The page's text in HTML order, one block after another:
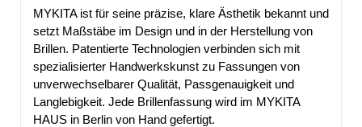
MYKITA ist für seine präzise, klare Ästhetik bekannt und
setzt Maßstäbe im Design und in der Herstellung von
Brillen. Patentierte Technologien verbinden sich mit
spezialisierter Handwerkskunst zu Fassungen von
unverwechselbarer Qualität, Passgenauigkeit und
Langlebigkeit. Jede Brillenfassung wird im MYKITA
HAUS in Berlin von Hand gefertigt.